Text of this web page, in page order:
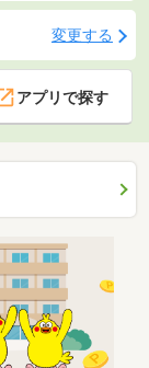
変更する
アプリで探す